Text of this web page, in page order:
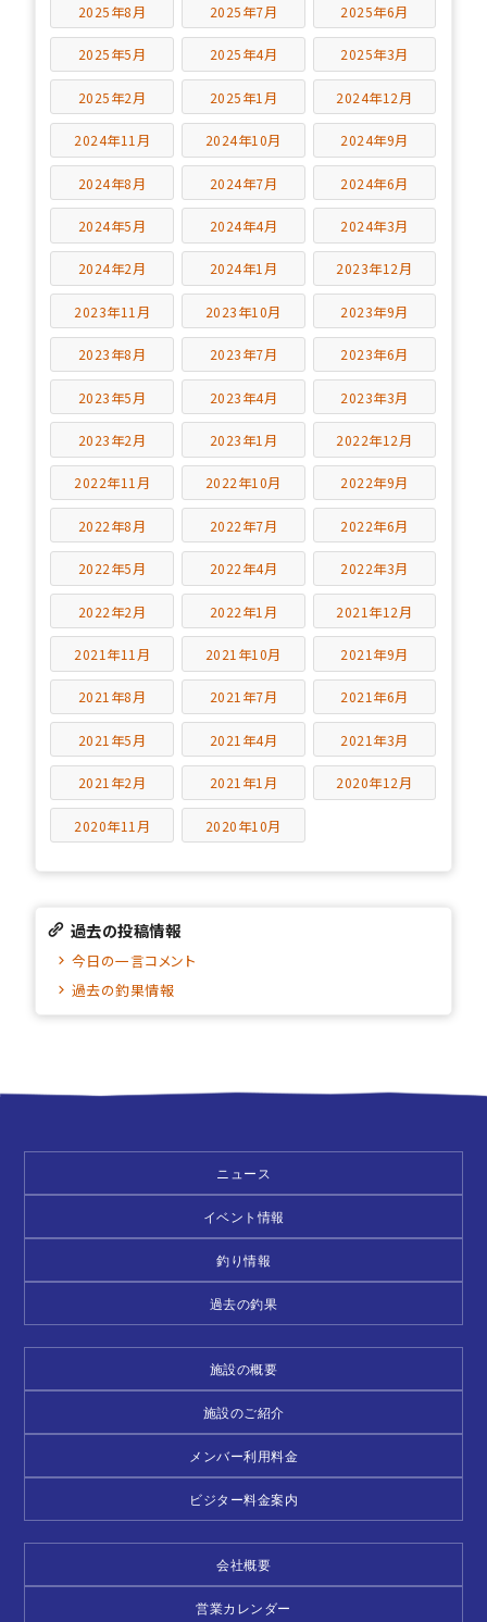
2025年8月 2025年7月 2025年6月
2025年5月 2025年4月 2025年3月
2025年2月 2025年1月 2024年12月
2024年11月 2024年10月 2024年9月
2024年8月 2024年7月 2024年6月
2024年5月 2024年4月 2024年3月
2024年2月 2024年1月 2023年12月
2023年11月 2023年10月 2023年9月
2023年8月 2023年7月 2023年6月
2023年5月 2023年4月 2023年3月
2023年2月 2023年1月 2022年12月
2022年11月 2022年10月 2022年9月
2022年8月 2022年7月 2022年6月
2022年5月 2022年4月 2022年3月
2022年2月 2022年1月 2021年12月
2021年11月 2021年10月 2021年9月
2021年8月 2021年7月 2021年6月
2021年5月 2021年4月 2021年3月
2021年2月 2021年1月 2020年12月
2020年11月 2020年10月
過去の投稿情報
今日の一言コメント
過去の釣果情報
ニュース
イベント情報
釣り情報
過去の釣果
施設の概要
施設のご紹介
メンバー利用料金
ビジター料金案内
会社概要
営業カレンダー